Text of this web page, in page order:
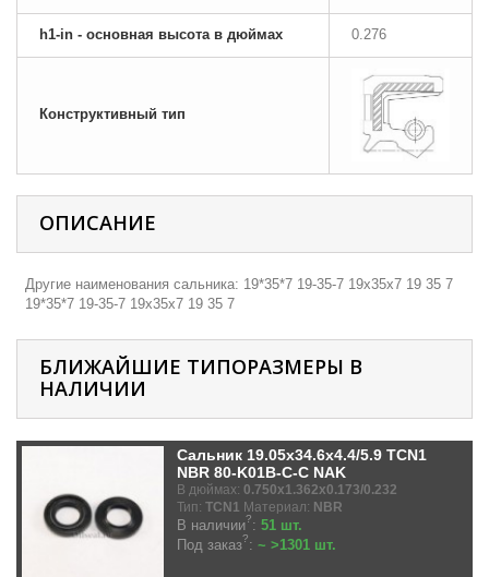
h1-in - основная высота в дюймах 0.276
Конструктивный тип
ОПИСАНИЕ
Другие наименования сальника: 19*35*7 19-35-7 19х35х7 19 35 7
19*35*7 19-35-7 19х35х7 19 35 7
БЛИЖАЙШИЕ ТИПОРАЗМЕРЫ В
НАЛИЧИИ
Сальник 19.05x34.6x4.4/5.9 TCN1
NBR 80-K01B-C-C NAK
В дюймах: 0.750x1.362x0.173/0.232
Тип: TCN1 Материал: NBR
В наличии?: 51 шт.
Под заказ?: ~ >1301 шт.